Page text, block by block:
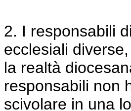
2. I responsabili
ecclesiali
la realtà
responsabili non
scivolare in una